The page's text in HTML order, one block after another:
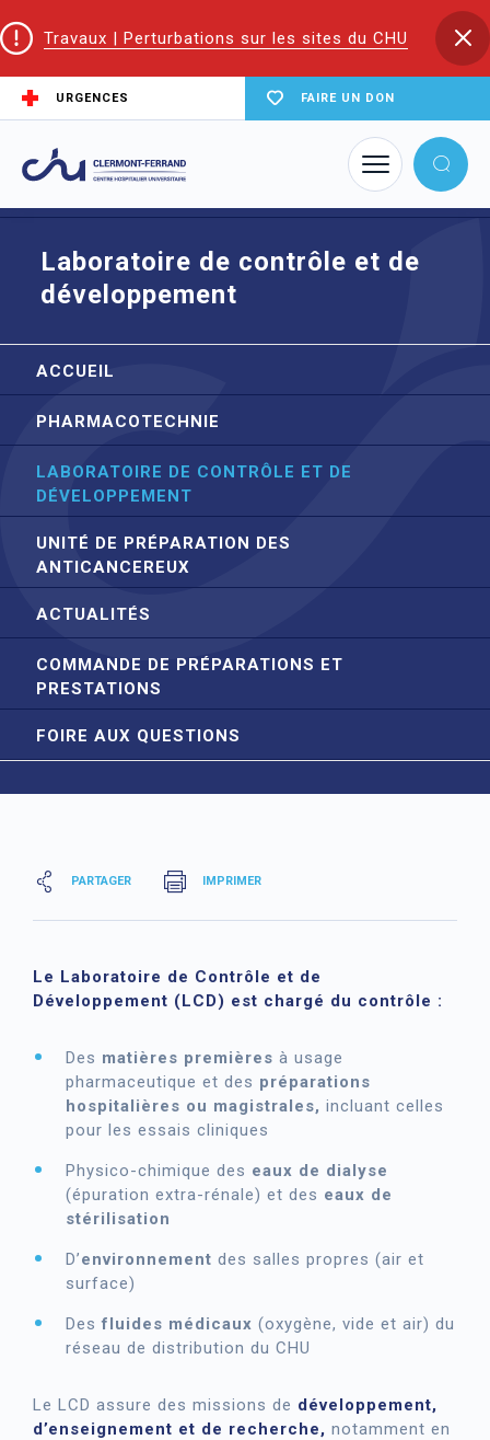
Travaux | Perturbations sur les sites du CHU
URGENCES FAIRE UN DON
Accueil
Plateau technique
Laboratoire de contrôle et de
développement
ACCUEIL
PHARMACOTECHNIE
LABORATOIRE DE CONTRÔLE ET DE
DÉVELOPPEMENT
UNITÉ DE PRÉPARATION DES
ANTICANCEREUX
ACTUALITÉS
COMMANDE DE PRÉPARATIONS ET
PRESTATIONS
FOIRE AUX QUESTIONS
PARTAGER IMPRIMER
Le Laboratoire de Contrôle et de
Développement (LCD) est chargé du contrôle :
Des matières premières à usage
pharmaceutique et des préparations
hospitalières ou magistrales, incluant celles
pour les essais cliniques
Physico-chimique des eaux de dialyse
(épuration extra-rénale) et des eaux de
stérilisation
D’environnement des salles propres (air et
surface)
Desfluides médicaux (oxygène, vide et air) du
réseau de distribution du CHU
Le LCD assure des missions de développement,
d’enseignement et de recherche, notamment en